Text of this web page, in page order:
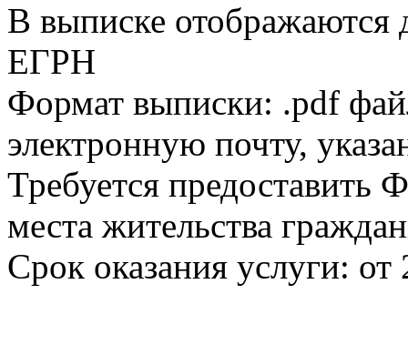
В выписке
ЕГРН
Формат выписки: .pdf
электронную почту,
Требуется
места жительства
Срок оказания услуги: от